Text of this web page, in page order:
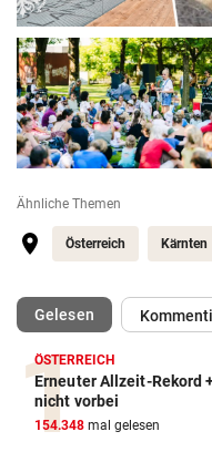
Ähnliche Themen
Österreich Kärnten
Gelesen(ausgewählt)
ÖSTERREICH
Erneuter Allzeit-Rekord
nicht vorbei
154.348 mal gelesen